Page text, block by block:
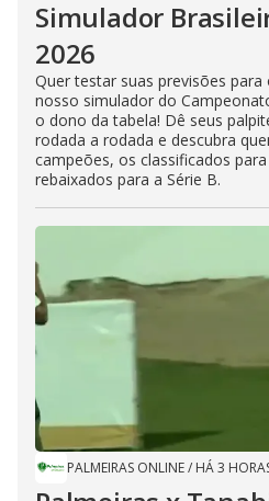
Simulador
2026
Quer testar suas previsões para
nosso simulador do
o dono da tabela! Dê seus
rodada a rodada e descubra
campeões, os classificados
rebaixados para a Série B.
PALMEIRAS ONLINE/ HÁ 3